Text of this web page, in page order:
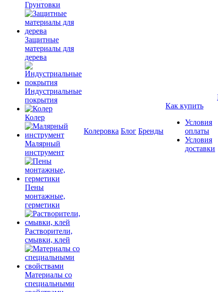
Грунтовки
Защитные
материалы для
дерева
Индустриальные
покрытия
Колер
Малярный
инструмент
Пены
монтажные,
герметики
Растворители,
смывки, клей
Материалы со
специальными
Колеровка Блог Бренды
Как купить
Условия
оплаты
Условия
доставки